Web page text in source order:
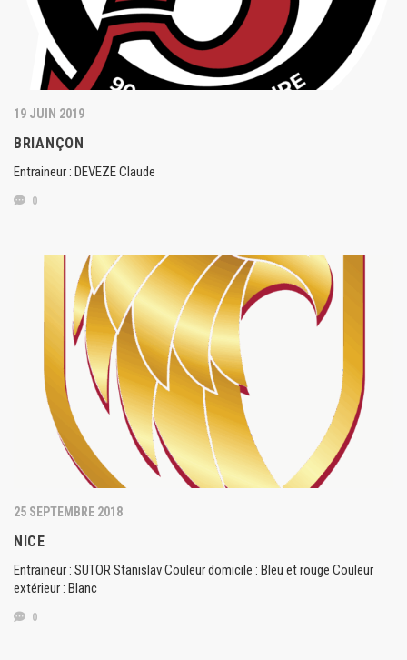
19 JUIN 2019
BRIANÇON
Entraineur : DEVEZE Claude
0
25 SEPTEMBRE 2018
NICE
Entraineur : SUTOR Stanislav Couleur domicile : Bleu et rouge Couleur
extérieur : Blanc
0